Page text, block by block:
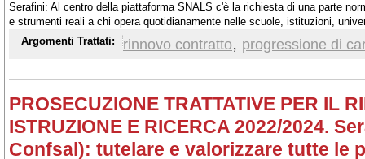
Serafini: Al centro della piattaforma SNALS c'è la richiesta di una parte
e strumenti reali a chi opera quotidianamente nelle scuole, istituzioni,
Argomenti Trattati:
rinnovo contratto, progressione di
PROSECUZIONE TRATTATIVE PER IL
ISTRUZIONE E RICERCA 2022/2024.
Confsal): tutelare e valorizzare tutte le